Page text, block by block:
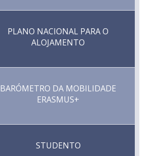
PLANO NACIONAL PARA O
ALOJAMENTO
BARÓMETRO DA MOBILIDADE
ERASMUS+
STUDENTO